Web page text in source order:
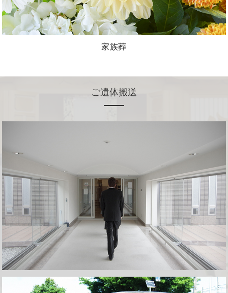
家族葬
ご遺体搬送